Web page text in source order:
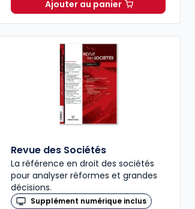
TTC/moisAjouter au panier
Revue de
Revue des Sociétés
La référence en droit des sociétés
pour analyser réformes et grandes
décisions.
Supplément numérique inclus